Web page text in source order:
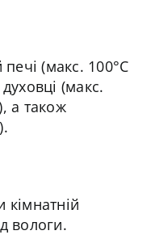
печі (макс. 100°C
(макс.
а також
вологи.